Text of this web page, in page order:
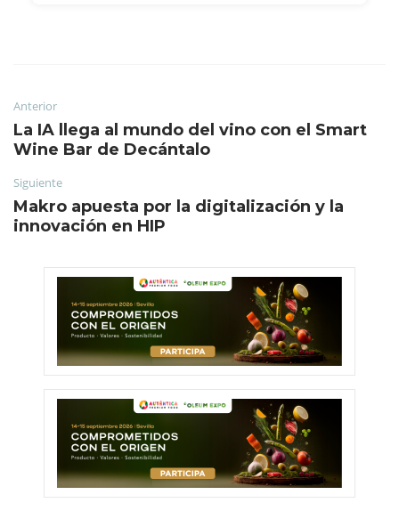
Anterior
La IA llega al mundo del vino con el Smart
Wine Bar de Decántalo
Siguiente
Makro apuesta por la digitalización y la
innovación en HIP